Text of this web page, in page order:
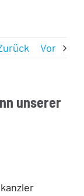
Vor
unserer